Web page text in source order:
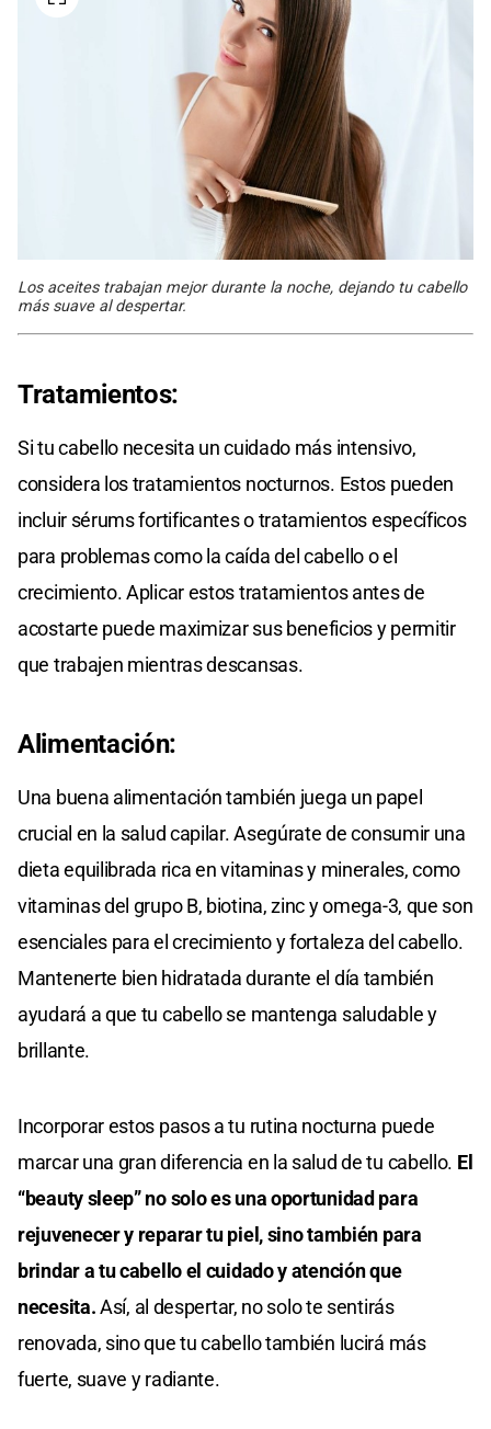
Los aceites trabajan mejor durante la noche, dejando tu cabello
más suave al despertar.
Tratamientos:
Si tu cabello necesita un cuidado más intensivo,
considera los tratamientos nocturnos. Estos pueden
incluir sérums fortificantes o tratamientos específicos
para problemas como la caída del cabello o el
crecimiento. Aplicar estos tratamientos antes de
acostarte puede maximizar sus beneficios y permitir
que trabajen mientras descansas.
Alimentación:
Una buena alimentación también juega un papel
crucial en la salud capilar. Asegúrate de consumir una
dieta equilibrada rica en vitaminas y minerales, como
vitaminas del grupo B, biotina, zinc y omega-3, que son
esenciales para el crecimiento y fortaleza del cabello.
Mantenerte bien hidratada durante el día también
ayudará a que tu cabello se mantenga saludable y
brillante.
Incorporar estos pasos a tu rutina nocturna puede
marcar una gran diferencia en la salud de tu cabello. El
“beauty sleep” no solo es una oportunidad para
rejuvenecer y reparar tu piel, sino también para
brindar a tu cabello el cuidado y atención que
necesita.Así, al despertar, no solo te sentirás
renovada, sino que tu cabello también lucirá más
fuerte, suave y radiante.